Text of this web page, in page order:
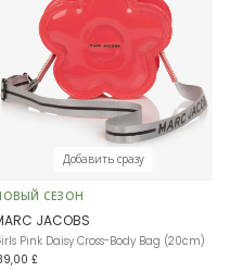
Добавить сразу
СЕЗОН
JACOBS
Pink Daisy Cross-Body Bag (20cm)
£